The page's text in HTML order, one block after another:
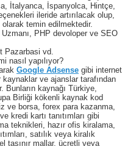
İtalyanca, İspanyolca, Hintçe,
ileride artırılacak olup,
olarak temin edilmektedir.
PHP devoloper ve SEO
Pazarbasi vd.
nasıl yapılıyor?
Google Adsense gibi internet
kaynaklar ve ajanslar tarafından
kaynağı Türkiye,
Birliği kökenli kaynak kod
ve borsa, forex para kazanma,
kredi kartı tanıtımları gibi
teknikleri, hazır ofis kiralama,
satılık veya kiralık
taşınır mallar, ücretli veya